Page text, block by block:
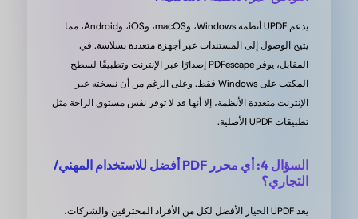
البديهية وأداؤه السريع يجعلان منه منتجًا متميزًا في
وأنا متحمسة لمواصلة استخدامه في المستقبل.
عملية شراء لبرنامج على الإطلاق!!
يدعم UPDF أنظمة Windows، وmacOS، وiOS، وAndroid، مما
يتيح الوصول إلى المستندات عبر أجهزة متعددة بسلاسة. في
المقابل، يوفر PDFescape إصدارًا عبر الإنترنت وتطبيقًا لسطح
المكتب على Windows فقط. وعلى الرغم من أن نسخته عبر
الإنترنت متعددة الأنظمة، إلا أنها قد لا توفر نفس مستوى الراحة مثل
تطبيقات UPDF الأصلية.
السؤال 4: أي محرر PDF أفضل للاستخدام المهني/
التجاري؟
يعد UPDF الخيار الأفضل لكل من الأفراد المحترفين والشركات،